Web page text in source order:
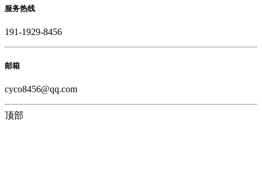
服务热线
191-1929-8456
邮箱
cyco8456@qq.com
顶部